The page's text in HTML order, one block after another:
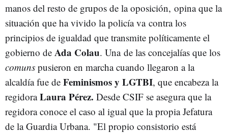
manos del resto de grupos de la oposición, opina que la
situación que ha vivido la policía va contra los
principios de igualdad que transmite políticamente el
gobierno de Ada Colau. Una de las concejalías que los
comuns pusieron en marcha cuando llegaron a la
alcaldía fue de Feminismos y LGTBI, que encabeza la
regidoraLaura Pérez. Desde CSIF se asegura que la
regidora conoce el caso al igual que la propia Jefatura
de la Guardia Urbana. "El propio consistorio está